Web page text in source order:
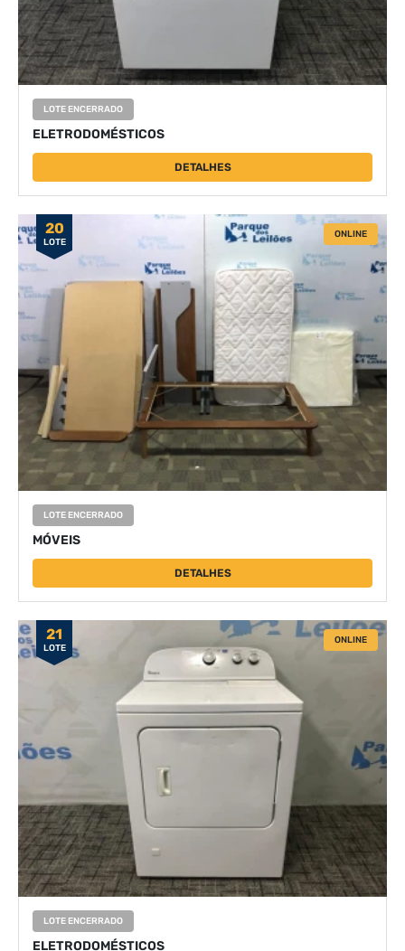
LOTE ENCERRADO
ELETRODOMÉSTICOS
DETALHES
20
LOTE
ONLINE
LOTE ENCERRADO
MÓVEIS
DETALHES
21
LOTE
ONLINE
LOTE ENCERRADO
ELETRODOMÉSTICOS